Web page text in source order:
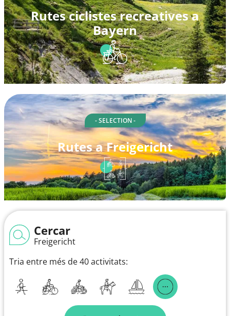
Rutes ciclistes recreatives a
Bayern
- SELECTION -
Rutes a Freigericht
Cercar
Freigericht
Tria entre més de 40 activitats: